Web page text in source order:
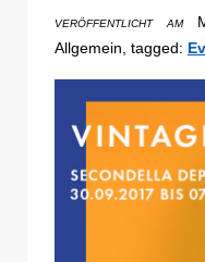
VERÖFFENTLICHT AM
Allgemein, tagged: